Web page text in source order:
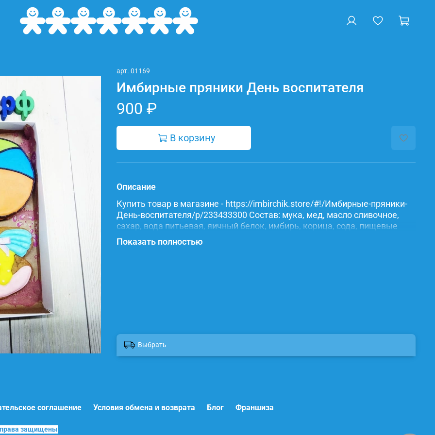
арт. 01169
Имбирные пряники День воспитателя
900 ₽
В корзину
Описание
Купить товар в магазине - https://imbirchik.store/#!/Имбирные-пряники-
День-воспитателя/p/233433300 Состав: мука, мед, масло сливочное,
сахар, вода питьевая, яичный белок, имбирь, корица, сода, пищевые
красители.
Показать полностью
Выбрать
соглашение Условия обмена и возврата Блог Франшиза
права защищены